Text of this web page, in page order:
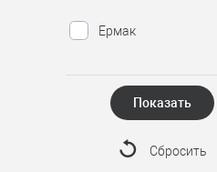
Ермак
Показать
Сбросить